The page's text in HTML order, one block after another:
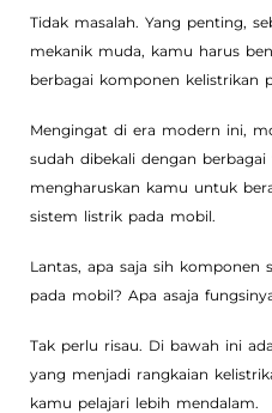
Tidak masalah. Yang penting,
mekanik muda, kamu harus
berbagai komponen kelistrikan
Mengingat di era modern ini,
sudah dibekali dengan
mengharuskan kamu untuk
sistem listrik pada mobil.
Lantas, apa saja sih komponen
pada mobil? Apa asaja
Tak perlu risau. Di bawah ini
yang menjadi rangkaian
kamu pelajari lebih mendalam.